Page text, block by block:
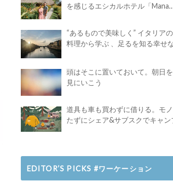
を感じるエシカルホテル「Mana
“あるもので美味しく” イタリア
料理から学ぶ 、足るを知る幸せ
頭はそこに置いておいて。朝日
見にいこう
道具も車も買わずに借りる。モ
たずにシェア&サブスクでキャン
EDITOR’S PICKS #ワーケーション